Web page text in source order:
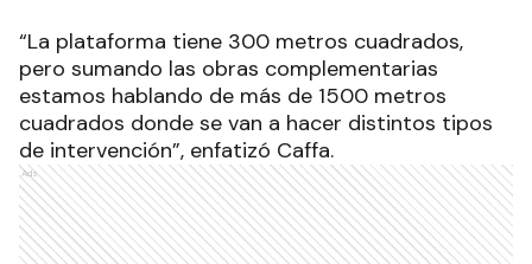
“La plataforma tiene 300 metros cuadrados,
pero sumando las obras complementarias
estamos hablando de más de 1500 metros
cuadrados donde se van a hacer distintos tipos
de intervención”, enfatizó Caffa.
Ads